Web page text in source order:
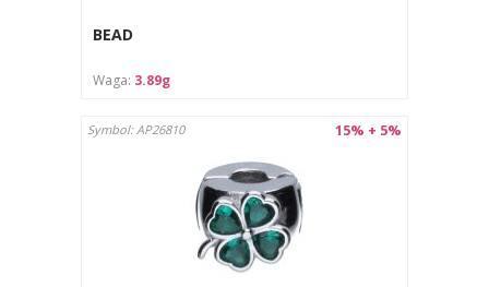
BEAD
Waga: 3.89g
15% + 5%
Symbol: AP26810